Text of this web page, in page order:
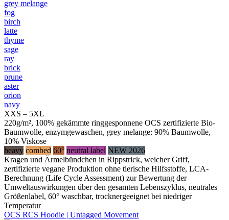
grey melange
fog
birch
latte
thyme
sage
ray
brick
prune
aster
orion
navy
XXS – 5XL
220g/m², 100% gekämmte ringgesponnene OCS zertifizierte Bio-
Baumwolle, enzymgewaschen, grey melange: 90% Baumwolle,
10% Viskose
heavy combed 60° neutral label NEW 2026
Kragen und Ärmelbündchen in Rippstrick, weicher Griff,
zertifizierte vegane Produktion ohne tierische Hilfsstoffe, LCA-
Berechnung (Life Cycle Assessment) zur Bewertung der
Umweltauswirkungen über den gesamten Lebenszyklus, neutrales
Größenlabel, 60° waschbar, trocknergeeignet bei niedriger
Temperatur
OCS RCS Hoodie | Untagged Movement